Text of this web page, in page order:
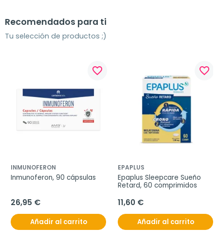
Recomendados para ti
Tu selección de productos ;)
favorite_border
INMUNOFERON
Inmunoferon, 90 cápsulas
26,95 €
Añadir al carrito
favorite_border
EPAPLUS
Epaplus Sleepcare Sueño
Retard, 60 comprimidos
11,60 €
Añadir al carrito